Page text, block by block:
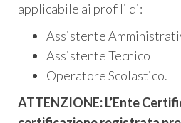
applicabile ai profili di:
Assistente
Assistente Tecnico
Operatore Scolastico.
ATTENZIONE: L’Ente